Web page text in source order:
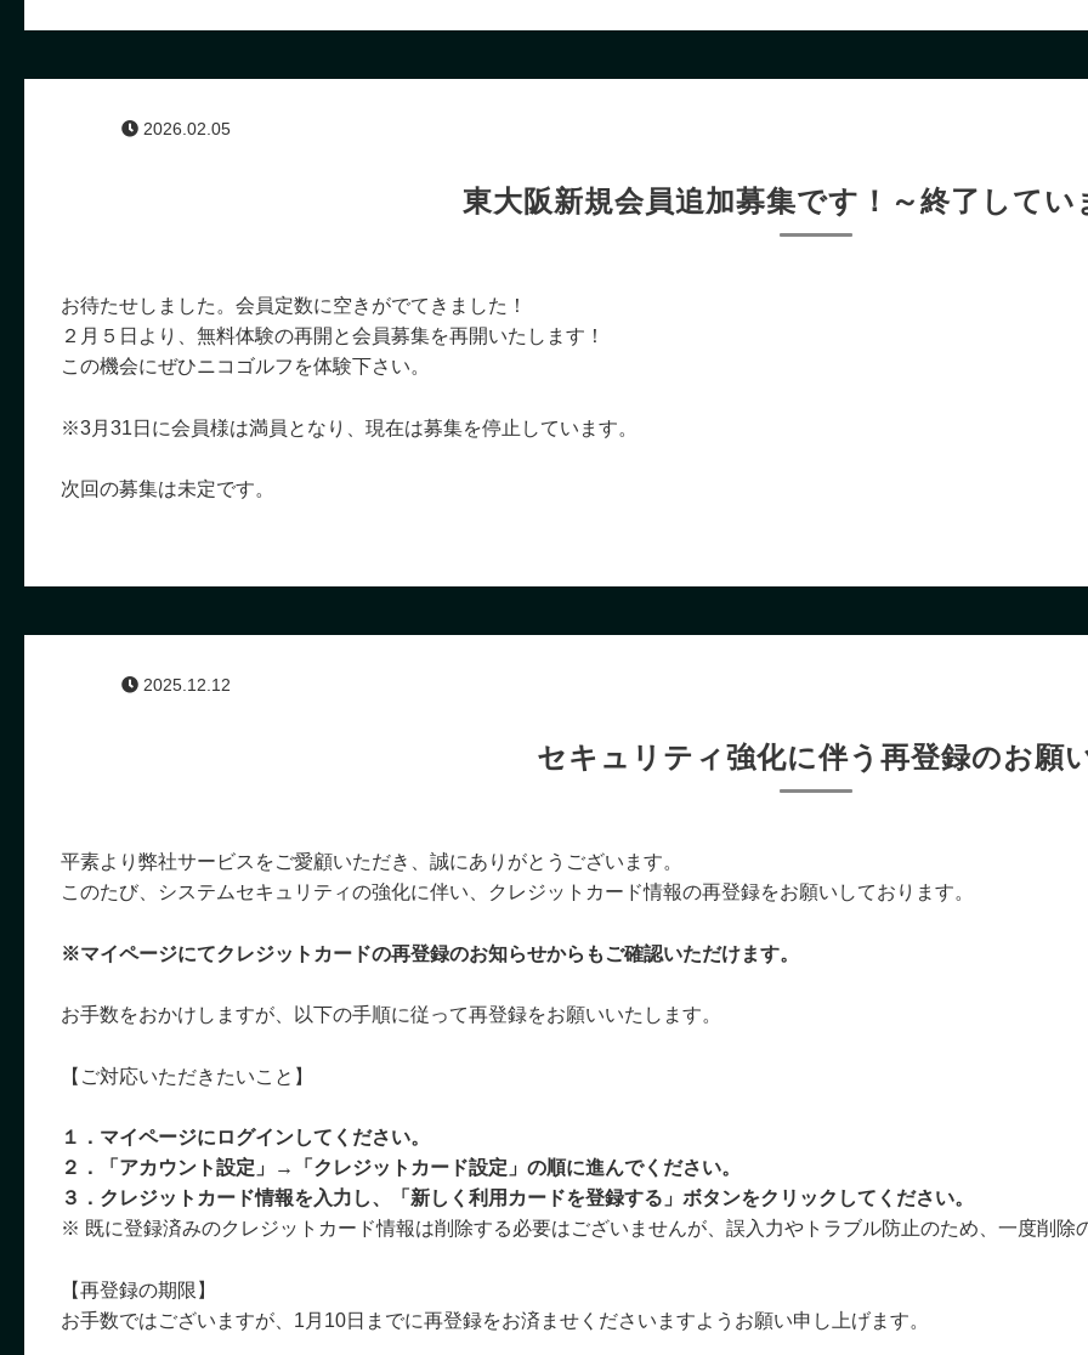
2026.02.05
東大阪新規会員追加募集です！～終了してい
お待たせしました。会員定数に空きがでてきました！
２月５日より、無料体験の再開と会員募集を再開いたします！
この機会にぜひニコゴルフを体験下さい。
※3月31日に会員様は満員となり、現在は募集を停止しています。
次回の募集は未定です。
2025.12.12
セキュリティ強化に伴う再登録のお願
平素より弊社サービスをご愛顧いただき、誠にありがとうございます。
このたび、システムセキュリティの強化に伴い、クレジットカード情報の再登録をお願いしております。
※マイページにてクレジットカードの再登録のお知らせからもご確認いただけます。
お手数をおかけしますが、以下の手順に従って再登録をお願いいたします。
【ご対応いただきたいこと】
１．マイページにログインしてください。
２．「アカウント設定」→「クレジットカード設定」の順に進んでください。
３．クレジットカード情報を入力し、「新しく利用カードを登録する」ボタンをクリックしてください。
※ 既に登録済みのクレジットカード情報は削除する必要はございませんが、誤入力やトラブル防止のため、一度削除
【再登録の期限】
お手数ではございますが、1月10日までに再登録をお済ませくださいますようお願い申し上げます。